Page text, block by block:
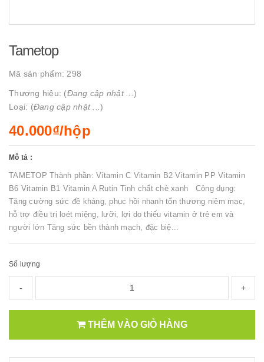
Tametop
Mã sản phẩm: 298
Thương hiệu: (Đang cập nhật ... )
Loại: (Đang cập nhật ... )
40.000₫/hộp
Mô tả :
TAMETOP Thành phần: Vitamin C Vitamin B2 Vitamin PP Vitamin
B6 Vitamin B1 Vitamin A Rutin Tinh chất chè xanh Công dụng:
Tăng cường sức đề kháng, phục hồi nhanh tổn thương niêm mạc,
hỗ trợ điều trị loét miệng, lưỡi, lợi do thiếu vitamin ở trẻ em và
người lớn Tăng sức bền thành mạch, đặc biệ...
Số lượng
- +
THÊM VÀO GIỎ HÀNG